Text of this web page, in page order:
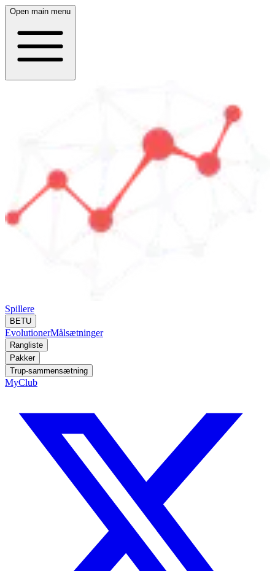
Open main menu
Spillere
BETU
EvolutionerMålsætninger
Rangliste
Pakker
Trup-sammensætning
MyClub